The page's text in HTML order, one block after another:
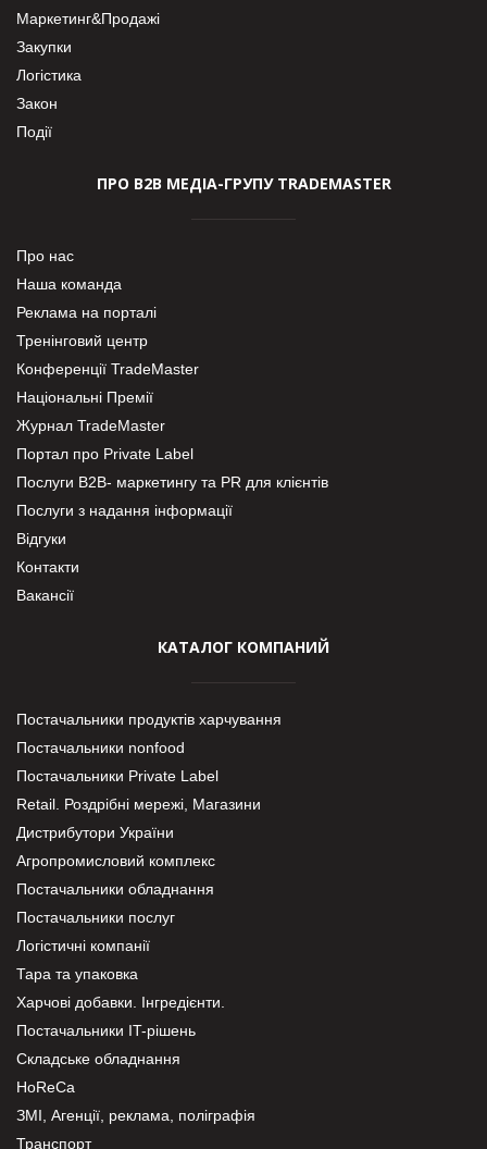
Маркетинг&Продажі
Закупки
Логістика
Закон
Події
ПРО В2В МЕДІА-ГРУПУ TRADEMASTER
Про нас
Наша команда
Реклама на порталі
Тренінговий центр
Конференції TradeMaster
Національні Премії
Журнал TradeMaster
Портал про Private Label
Послуги В2В- маркетингу та PR для клієнтів
Послуги з надання інформації
Відгуки
Контакти
Вакансії
КАТАЛОГ КОМПАНИЙ
Постачальники продуктів харчування
Постачальники nonfood
Постачальники Private Label
Retail. Роздрібні мережі, Магазини
Дистрибутори України
Агропромисловий комплекс
Постачальники обладнання
Постачальники послуг
Логістичні компанії
Тара та упаковка
Харчові добавки. Інгредієнти.
Постачальники IT-рішень
Складське обладнання
HoReCa
ЗМІ, Агенції, реклама, поліграфія
Транспорт